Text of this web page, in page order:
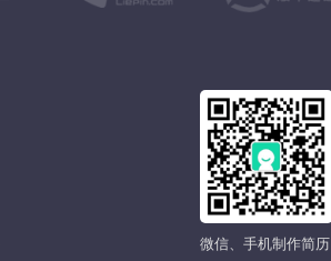
微信、手机制作简历